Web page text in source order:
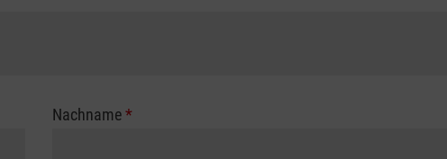
Nachname*